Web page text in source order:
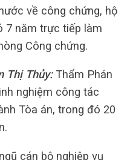
về công chứng, hộ
7 năm trực tiếp làm
Công chứng.
Thị Thủy:Thẩm Phán
nghiệm công tác
Tòa án, trong đó 20
cán bộ nghiệp vụ